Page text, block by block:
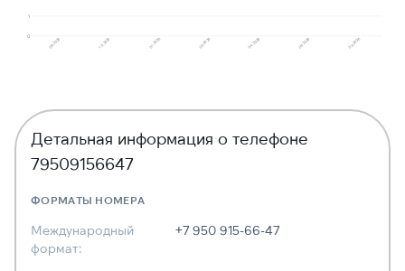
0
1
09.2025 10.2025 01.2026 03.2026 04.2026 05.2026 06.2026
Детальная информация о телефоне
79509156647
ФОРМАТЫ НОМЕРА
Международный
формат:
+7 950 915-66-47